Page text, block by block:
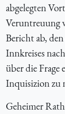
abgelegten
Veruntreuung
Bericht ab,
Innkreises
über die Frage
Inquisizion zu
Geheimer